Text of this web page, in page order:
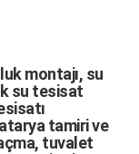
montajı, su
su tesisat
tamirive
, tuvalet